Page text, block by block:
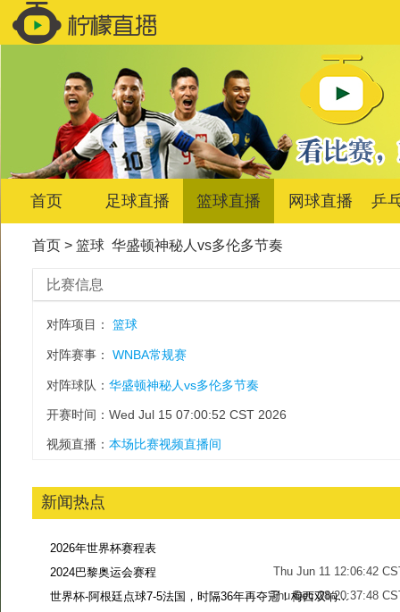
首页 足球直播 篮球直播 网球直播 乒
首页> 篮球 华盛顿神秘人vs多伦多节奏
比赛信息
对阵项目： 篮球
对阵赛事： WNBA常规赛
对阵球队： 华盛顿神秘人vs多伦多节奏
开赛时间：Wed Jul 15 07:00:52 CST 2026
视频直播： 本场比赛视频直播间
新闻热点
2026年世界杯赛程表
Thu Jun 11 12:06:42
2024巴黎奥运会赛程
Thu Dec 28 20:37:48
世界杯-阿根廷点球7-5法国，时隔36年再夺冠！梅西双响姆巴佩戴帽